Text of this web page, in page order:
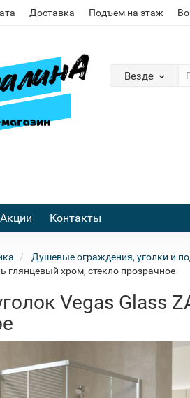
Доставка Подъем на этаж
Везде
Акции Контакты
Душевые ограждения, уголки и
глянцевый хром, стекло прозрачное
Vegas Glass